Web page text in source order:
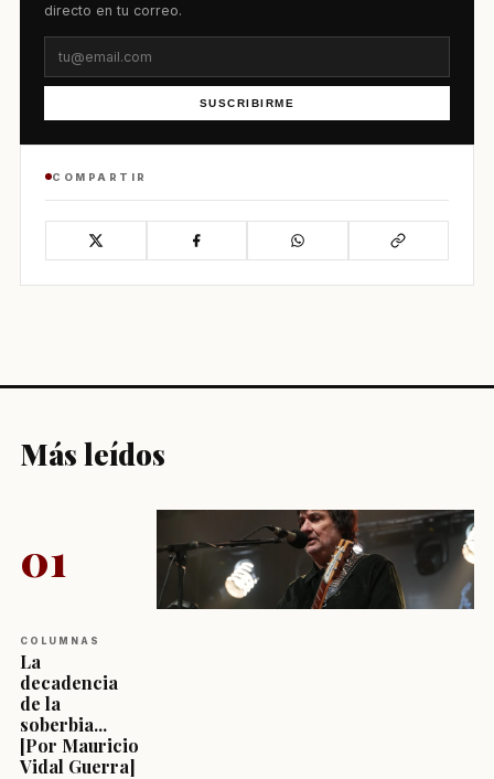
directo en tu correo.
SUSCRIBIRME
COMPARTIR
Más leídos
01
COLUMNAS
La
decadencia
de la
soberbia...
[Por Mauricio
Vidal Guerra]